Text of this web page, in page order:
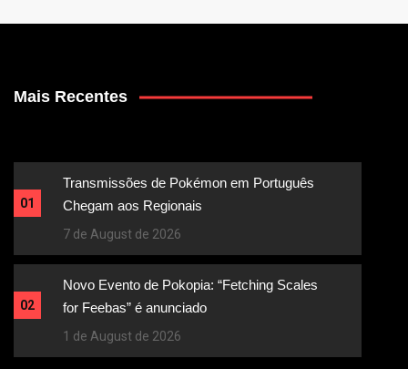
Mais Recentes
01
Transmissões de Pokémon em Português
Chegam aos Regionais
7 de August de 2026
02
Novo Evento de Pokopia: “Fetching Scales
for Feebas” é anunciado
1 de August de 2026